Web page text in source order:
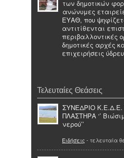
των δημοτικών
ανώνυμες
ΕΥΑΘ, που
αντιτίθενται
περιβαλλοντικές
δημοτικές αρχές
επιχειρήσεις
Τελευταίες Θεάσεις
ΣΥΝΕΔΡΙΟ
ΠΛΑΣΤΗΡΑ ‘’
νερού’’
Ειδήσεις - τελευταία